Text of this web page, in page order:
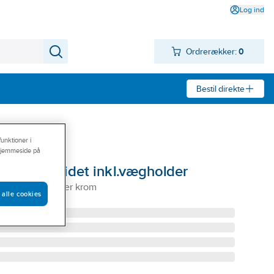
Log ind
Ordrerækker:0
Bestil direkte
til bidet inkl.vægholder
m/vægholder krom
i
på
alle cookies